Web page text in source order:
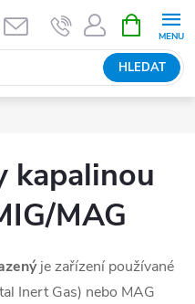
HLEDAT
kapalinou
MAG
je zařízení používané
Inert Gas) nebo MAG